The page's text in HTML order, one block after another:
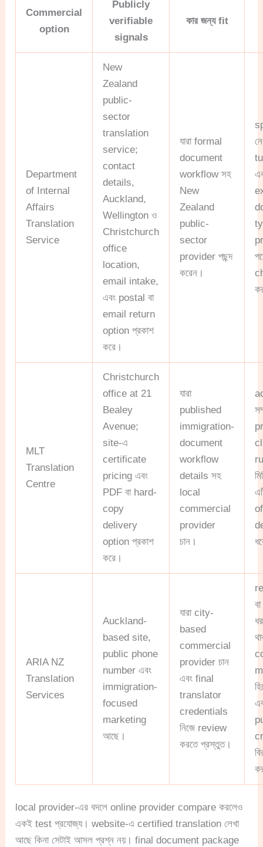
Commercial
option
Publicly
verifiable
signals
কার জন্য fit
Department
of Internal
Affairs
Translation
Service
New
Zealand
public-
sector
translation
service;
contact
details,
Auckland,
Wellington ও
Christchurch
office
location,
email intake,
এবং postal বা
email return
option প্রকাশ
করে।
যারা formal
document
workflow সহ
New
Zealand
public-
sector
provider পছন্দ
করেন।
MLT
Translation
Centre
Christchurch
office at 21
Bealey
Avenue;
site-এ
certificate
pricing এবং
PDF বা hard-
copy
delivery
option প্রকাশ
করে।
যারা
published
immigration-
document
workflow
details সহ
local
commercial
provider
চান।
ARIA NZ
Translation
Services
Auckland-
based site,
public phone
number এবং
immigration-
focused
marketing
আছে।
যারা city-
based
commercial
provider চান
এবং final
translator
credentials
নিজে review
করতে প্রস্তুত।
local provider-এর বদলে online provider compare করলেও
একই test প্রযোজ্য। website-এ certified translation লেখা
আছে কিনা সেটাই আসল প্রশ্ন নয়। final document package